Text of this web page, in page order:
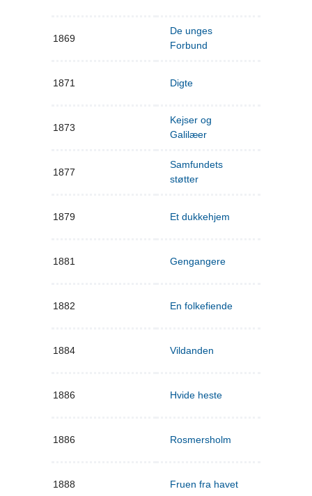
1869
De unges
Forbund
1871 Digte
1873
Kejser og
Galilæer
1877
Samfundets
støtter
1879 Et dukkehjem
1881 Gengangere
1882 En folkefiende
1884 Vildanden
1886 Hvide heste
1886 Rosmersholm
1888 Fruen fra havet